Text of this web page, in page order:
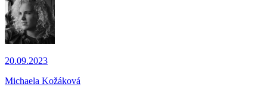
20.09.2023
Michaela Kožáková